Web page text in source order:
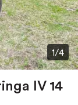
1/4
IV 14